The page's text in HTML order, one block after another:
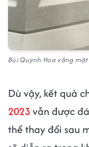
Bùi Quỳnh Hoa vắng
Dù vậy, kết quả
2023 vẫn được
thể thay đổi sau